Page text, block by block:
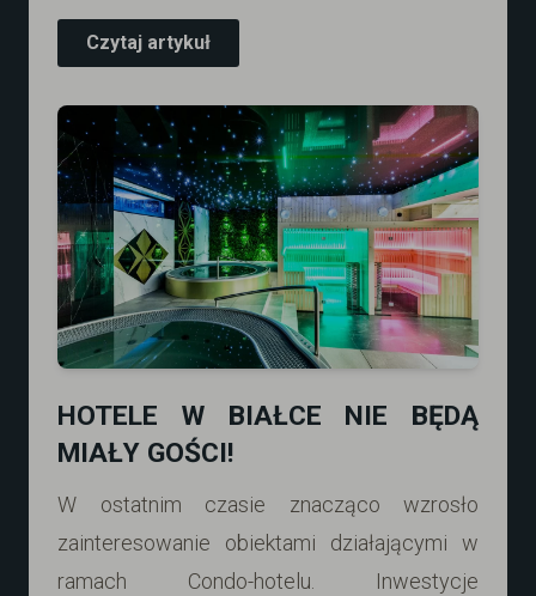
Czytaj artykuł
HOTELE W BIAŁCE NIE BĘDĄ
MIAŁY GOŚCI!
W ostatnim czasie znacząco wzrosło
zainteresowanie obiektami działającymi w
ramach Condo-hotelu. Inwestycje